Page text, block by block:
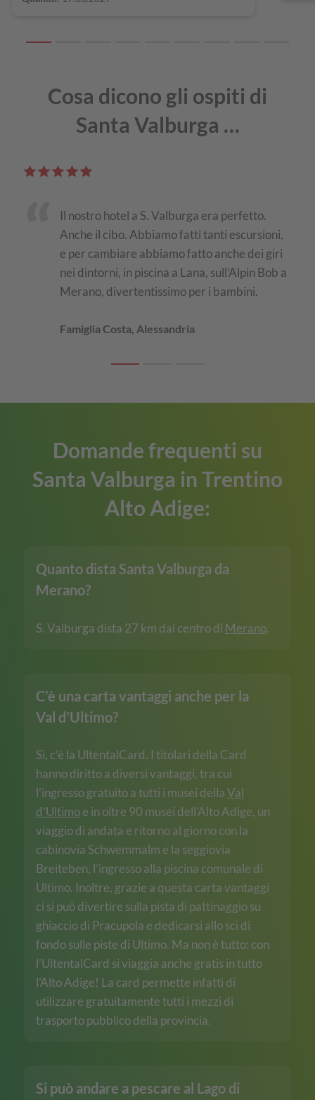
Cosa dicono gli ospiti di
Santa Valburga …
Il nostro hotel a S. Valburga era perfetto.
Anche il cibo. Abbiamo fatti tanti escursioni,
e per cambiare abbiamo fatto anche dei giri
nei dintorni, in piscina a Lana, sull’Alpin Bob a
Merano, divertentissimo per i bambini.
Famiglia Costa, Alessandria
Domande frequenti su
Santa Valburga in Trentino
Alto Adige:
Quanto dista Santa Valburga da
Merano?
S. Valburga dista 27 km dal centro di Merano.
C’è una carta vantaggi anche per la
Val d’Ultimo?
Sì, c’è la UltentalCard. I titolari della Card
hanno diritto a diversi vantaggi, tra cui
l’ingresso gratuito a tutti i musei dellaVal
d’Ultimoe in oltre 90 musei dell’Alto Adige, un
viaggio di andata e ritorno al giorno con la
cabinovia Schwemmalm e la seggiovia
Breiteben, l’ingresso alla piscina comunale di
Ultimo. Inoltre, grazie a questa carta vantaggi
ci si può divertire sulla pista di pattinaggio su
ghiaccio di Pracupola e dedicarsi allo sci di
fondo sulle piste di Ultimo. Ma non è tutto: con
l’UltentalCard si viaggia anche gratis in tutto
l’Alto Adige! La card permette infatti di
utilizzare gratuitamente tutti i mezzi di
trasporto pubblico della provincia.
Si può andare a pescare al Lago di